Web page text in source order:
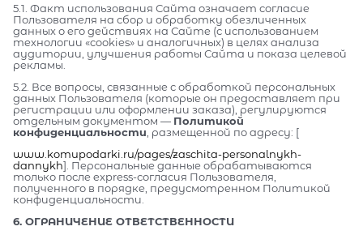
5.1. Факт использования Сайта означает согласие
Пользователя на сбор и обработку обезличенных
данных о его действиях на Сайте (с использованием
технологии «cookies» и аналогичных) в целях анализа
аудитории, улучшения работы Сайта и показа целевой
рекламы.
5.2. Все вопросы, связанные с обработкой персональных
данных Пользователя (которые он предоставляет при
регистрации или оформлении заказа), регулируются
отдельным документом — Политикой
конфиденциальности , размещенной по адресу: [
www.komupodarki.ru/pages/zaschita-personalnykh-
dannykh]. Персональные данные обрабатываются
только после express-согласия Пользователя,
полученного в порядке, предусмотренном Политикой
конфиденциальности.
6. ОГРАНИЧЕНИЕ ОТВЕТСТВЕННОСТИ